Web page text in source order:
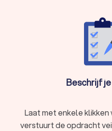
Beschrijf
Laat met enkele
verstuurt de opdracht